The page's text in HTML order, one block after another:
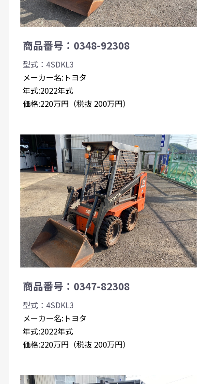
商品番号：0348-92308
型式：4SDKL3
メーカー名:トヨタ
年式:2022年式
価格:220万円（税抜 200万円）
商品番号：0347-82308
型式：4SDKL3
メーカー名:トヨタ
年式:2022年式
価格:220万円（税抜 200万円）